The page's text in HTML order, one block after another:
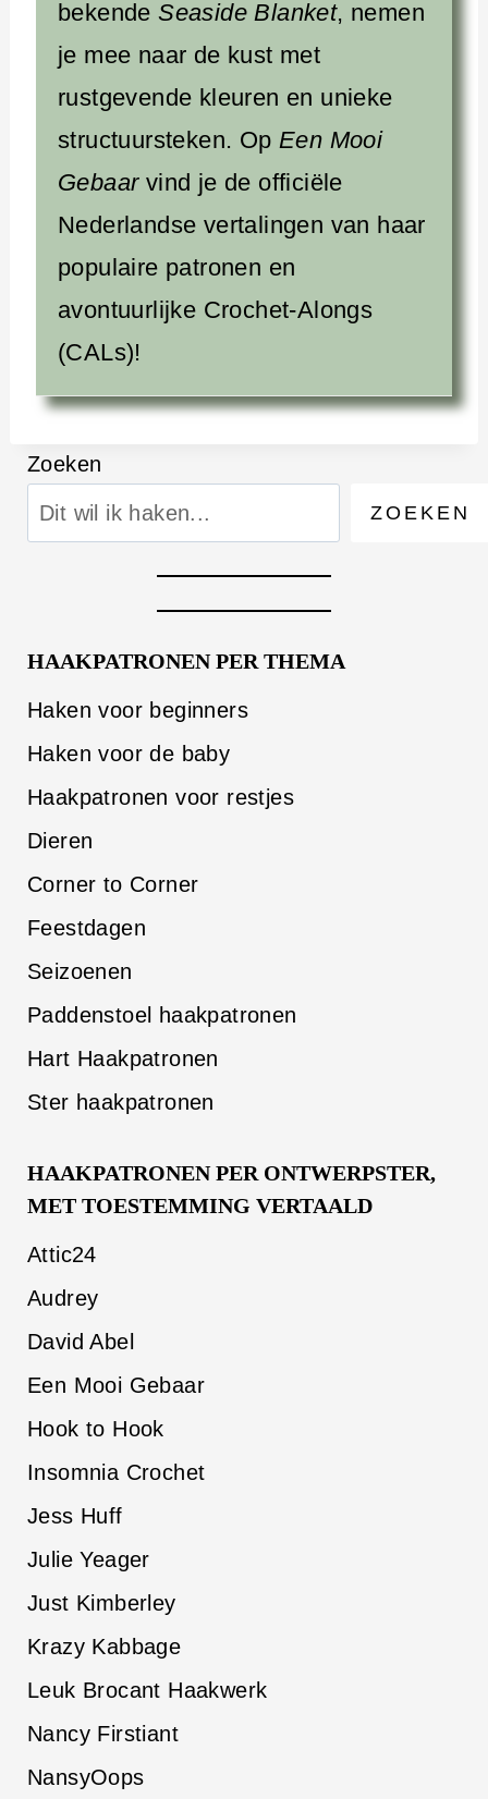
bekendeSeaside Blanket, nemen
je mee naar de kust met
rustgevende kleuren en unieke
structuursteken. Op Een Mooi
Gebaarvind je de officiële
Nederlandse vertalingen van haar
populaire patronen en
avontuurlijke Crochet-Alongs
(CALs)!
Zoeken
ZOEKEN
HAAKPATRONEN PER THEMA
Haken voor beginners
Haken voor de baby
Haakpatronen voor restjes
Dieren
Corner to Corner
Feestdagen
Seizoenen
Paddenstoel haakpatronen
Hart Haakpatronen
Ster haakpatronen
HAAKPATRONEN PER ONTWERPSTER,
MET TOESTEMMING VERTAALD
Attic24
Audrey
David Abel
Een Mooi Gebaar
Hook to Hook
Insomnia Crochet
Jess Huff
Julie Yeager
Just Kimberley
Krazy Kabbage
Leuk Brocant Haakwerk
Nancy Firstiant
NansyOops